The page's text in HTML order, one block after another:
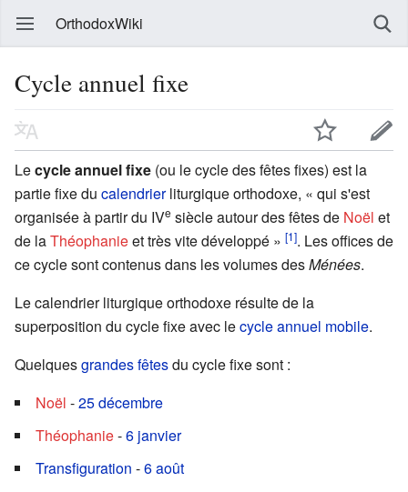
OrthodoxWiki
Cycle annuel fixe
Lecycle annuel fixe (ou le cycle des fêtes fixes) est la
partie fixe du calendrierliturgique orthodoxe, « qui s'est
organisée à partir du IVe siècle autour des fêtes de Noël et
de laThéophanieet très vite développé » [1]. Les offices de
ce cycle sont contenus dans les volumes desMénées.
Le calendrier liturgique orthodoxe résulte de la
superposition du cycle fixe avec lecycle annuel mobile.
Quelquesgrandes fêtesdu cycle fixe sont :
Noël -25 décembre
Théophanie-6 janvier
Transfiguration -6 août